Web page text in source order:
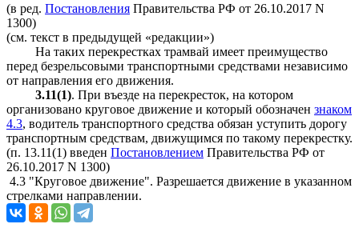
(в ред. Постановления Правительства РФ от 26.10.2017 N
1300)
(см. текст в предыдущей
редакции )
На таких перекрестках трамвай имеет преимущество
перед безрельсовыми транспортными средствами независимо
от направления его движения.
3.11(1). При въезде на перекресток, на котором
организовано круговое движение и который обозначен знаком
4.3, водитель транспортного средства обязан уступить дорогу
транспортным средствам, движущимся по такому перекрестку.
(п. 13.11(1) введен Постановлением Правительства РФ от
26.10.2017 N 1300)
4.3 "Круговое движение". Разрешается движение в указанном
стрелками направлении.